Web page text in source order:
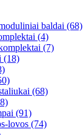
baldai (68)
(4)
(7)
(18)
(68)
(91)
lovos (74)